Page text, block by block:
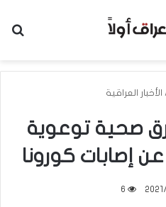
الأخبار العراقية
صحية توعوية
إصابات كورونا
6